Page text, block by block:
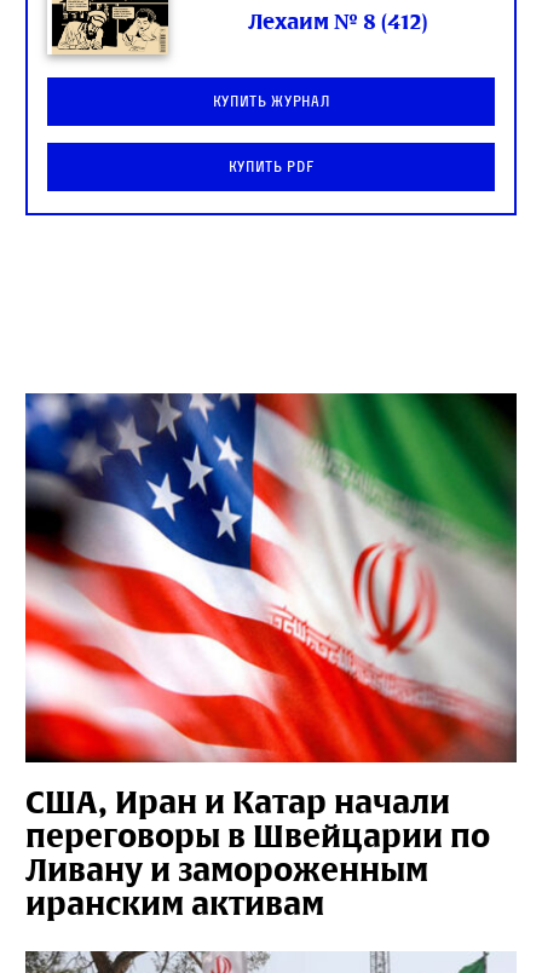
Лехаим № 8 (412)
Купить журнал
Купить PDF
США, Иран и Катар начали
переговоры в Швейцарии по
Ливану и замороженным
иранским активам